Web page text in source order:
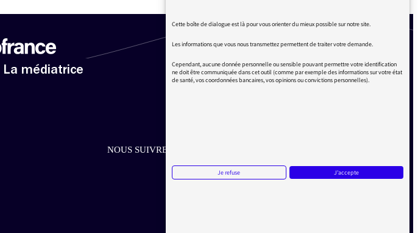
La médiatrice
NOUS SUIVRE SUR LES RÉSEAUX
Aller sur la page Facebook de la Médiatrice
Aller sur la page Twitter de la Médiatrice
Aller sur la page Instagram de la Médiatrice
Cette boîte de dialogue est là pour vous orienter du mieux possible sur notre site.
Les informations que vous nous transmettez permettent de traiter votre demande.
Cependant, aucune donnée personnelle ou sensible pouvant permettre votre identification
ne doit être communiquée dans cet outil (comme par exemple des informations sur votre état
de santé, vos coordonnées bancaires, vos opinions ou convictions personnelles).
Je refuse J'accepte